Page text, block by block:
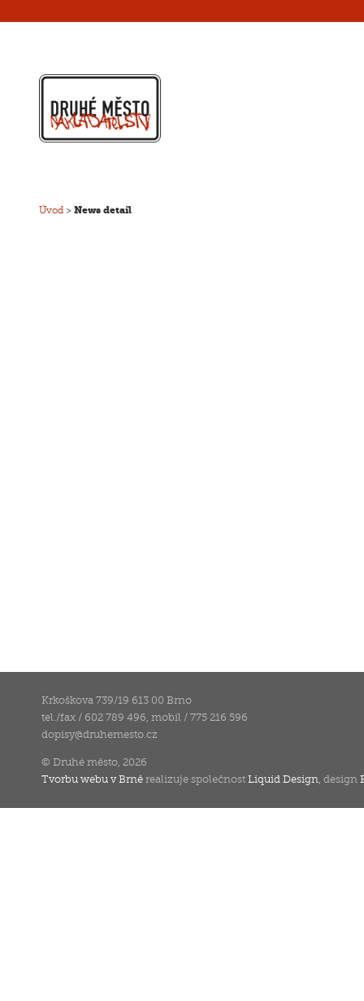
Úvod > News detail
Krkoškova 739/19 613 00 Brno
tel./fax / 602 789 496, mobil / 775 216 596
dopisy@druhemesto.cz
© Druhé město, 2026
Tvorbu webu v Brně realizuje společnostLiquid Design , design